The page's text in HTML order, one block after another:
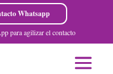
Whatsapp
para agilizar el contacto